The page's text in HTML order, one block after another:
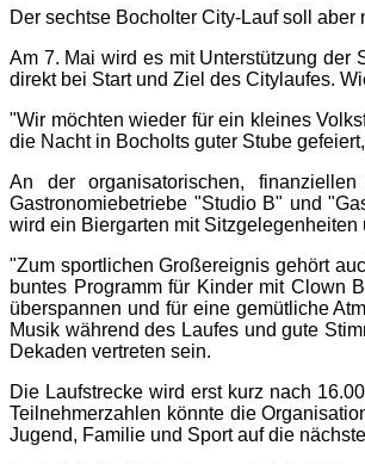
Der sechtse Bocholter City-Lauf soll
Am 7. Mai wird es mit Unterstützung der
direkt bei Start und Ziel des Citylaufes.
"Wir möchten wieder für ein kleines
die Nacht in Bocholts guter Stube
An der organisatorischen,
Gastronomiebetriebe "Studio B" und
wird ein Biergarten mit Sitzgelegenheiten
"Zum sportlichen Großereignis gehört
buntes Programm für Kinder mit Clown
überspannen und für eine gemütliche
Musik während des Laufes und gute
Dekaden vertreten sein.
Die Laufstrecke wird erst kurz nach
Teilnehmerzahlen könnte die
Jugend, Familie und Sport auf die